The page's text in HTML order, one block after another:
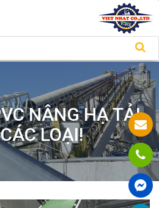
NÂNG HẠ TẢI
LOẠI!